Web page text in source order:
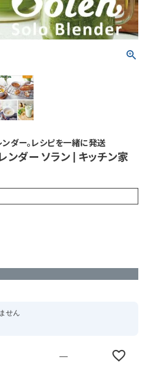
ダー。レシピを一緒に発送
ダー ソラン | キッチン家
せん
—